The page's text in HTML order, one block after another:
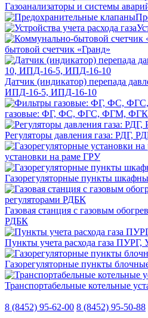
Газоанализаторы и системы
бытовой счетчик «Гранд»
Датчик (индикатор) перепада
ИПД-16-5, ИПД-16-10
газовые: ФГ, ФС, ФГС, ФГМ,
Регуляторы давления газа: РДГ,
установки на раме ГРУ
Газорегуляторные пункты
Газовая станция с газовым
РДБК
Пункты учета расхода газа
Газорегуляторные пункты
Транспортабельные котельные
8 (8452) 95-62-00 8 (8452) 95-50-88